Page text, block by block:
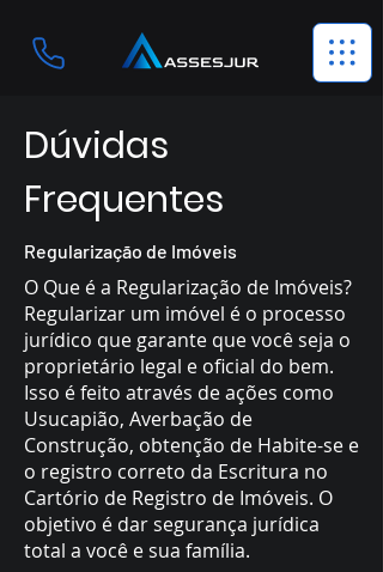
Dúvidas
Frequentes
Regularização de Imóveis
O Que é a Regularização de Imóveis?
Regularizar um imóvel é o processo
jurídico que garante que você seja o
proprietário legal e oficial do bem.
Isso é feito através de ações como
Usucapião, Averbação de
Construção, obtenção de Habite-se e
o registro correto da Escritura no
Cartório de Registro de Imóveis. O
objetivo é dar segurança jurídica
total a você e sua família.